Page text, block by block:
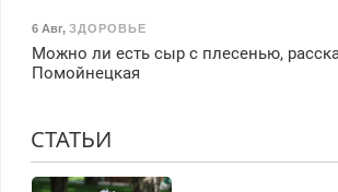
6 Авг, ЗДОРОВЬЕ
Можно ли есть сыр с плесенью,
Помойнецкая
СТАТЬИ